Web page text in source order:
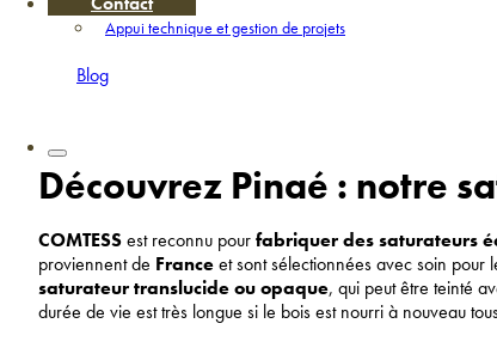
Appui technique et gestion de projets
Blog
Découvrez Pinaé : notre
COMTESSest reconnu pourfabriquer des saturateurs
proviennent de Franceet sont sélectionnées avec soin pour
saturateur translucide ou opaque, qui peut être teinté
durée de vie est très longue si le bois est nourri à nouveau